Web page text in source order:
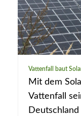
Vattenfall baut
Mit dem
Vattenfall